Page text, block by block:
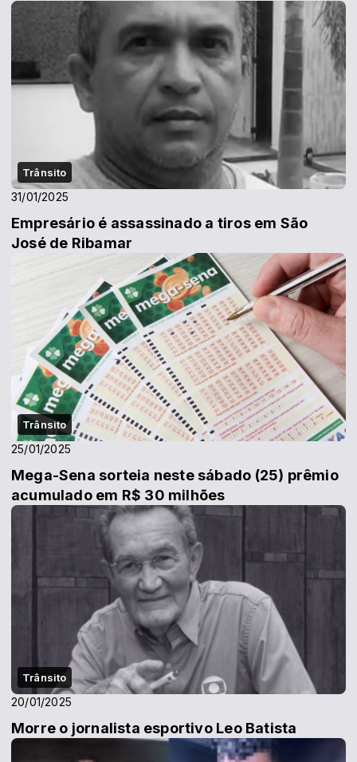
Trânsito
31/01/2025
Empresário é assassinado a tiros em São
José de Ribamar
Trânsito
25/01/2025
Mega-Sena sorteia neste sábado (25) prêmio
acumulado em R$ 30 milhões
Trânsito
20/01/2025
Morre o jornalista esportivo Leo Batista